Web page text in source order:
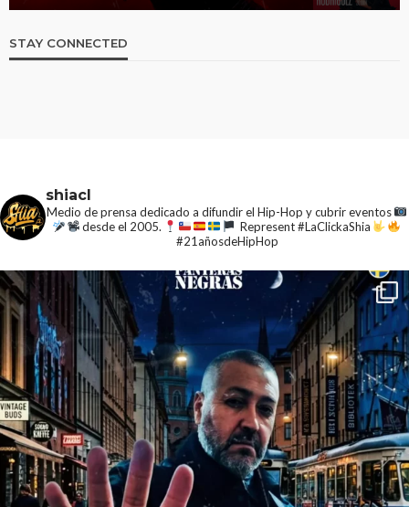
STAY CONNECTED
shiacl
Medio de prensa dedicado a difundir el Hip-Hop y cubrir eventos
desde el 2005.
Represent #LaClickaShia
#21añosdeHipHop